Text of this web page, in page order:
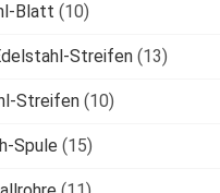
Blatt (10)
Streifen (13)
Streifen (10)
Spule (15)